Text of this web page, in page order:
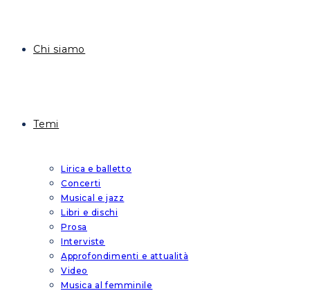
Chi siamo
Temi
Lirica e balletto
Concerti
Musical e jazz
Libri e dischi
Prosa
Interviste
Approfondimenti e attualità
Video
Musica al femminile